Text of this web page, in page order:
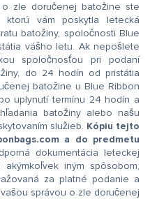
zle doručenej batožine ste
ktorú vám poskytla letecká
batožiny, spoločnosti Blue
vášho letu. Ak nepošlete
spoločnosťou pri podaní
do 24 hodín od pristátia
batožine u Blue Ribbon
uplynutí termínu 24 hodín a
batožiny alebo našu
služieb. Kópiu tejto
a do predmetu
dokumentácia leteckej
iným spôsobom,
za platné podanie a
správou o zle doručenej